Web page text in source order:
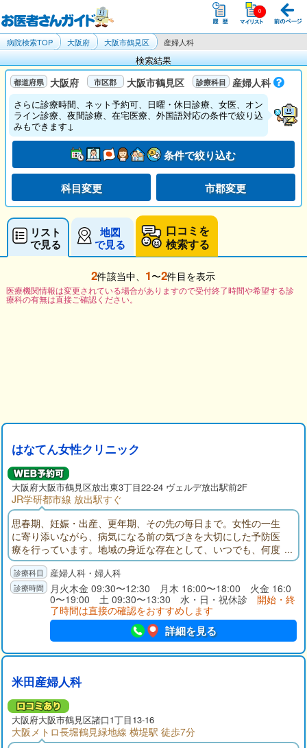
病院検索TOP 大阪府 大阪市鶴見区 産婦人科
検索結果
大阪府 大阪市鶴見区 産婦人科
さらに診療時間、ネット予約可、日曜・休日診療、女医、オン
ライン診療、夜間診療、在宅医療、外国語対応の条件で絞り込
みもできます↓
条件で絞り込む
科目変更 市郡変更
リスト
で見る
地図
で見る
口コミを
検索する
2件該当中、 1〜2件目を表示
医療機関情報は変更されている場合がありますので受付終了時間や希望する診
療科の有無は直接ご確認ください。
はなてん女性クリニック
大阪府大阪市鶴見区放出東3丁目22-24 ヴェルデ放出駅前2F
JR学研都市線 放出駅すぐ
思春期、妊娠・出産、更年期、その先の毎日まで。女性の一生
に寄り添いながら、病気になる前の気づきを大切にした予防医
療を行っています。地域の身近な存在として、いつでも、何度
でも、安心して相談できる場所でありたい。ここに来ると、少
し気持ちが軽くなる。そんなクリニックを目指しています。
産婦人科・婦人科
月火木金 09:30〜12:30 月木 16:00〜18:00 火金 16:0
0〜19:00 土 09:30〜13:30 水・日・祝休診 開始・終
了時間は直接の確認をおすすめします
詳細を見る
米田産婦人科
大阪府大阪市鶴見区諸口1丁目13-16
大阪メトロ長堀鶴見緑地線 横堤駅 徒歩7分